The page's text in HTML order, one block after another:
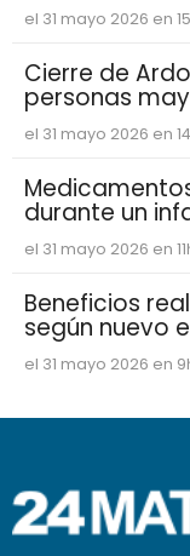
el 31 mayo 2026 en
Cierre de
personas
el 31 mayo 2026 en
durante un
el 31 mayo 2026 en
Beneficios
según nuevo
el 31 mayo 2026 en